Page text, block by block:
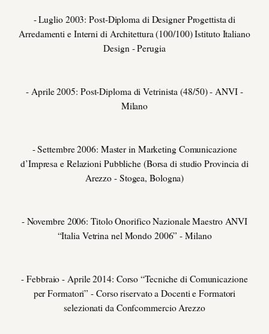
- Luglio 2003: Post-Diploma di Designer Progettista di
Arredamenti e Interni di Architettura (100/100) Istituto Italiano
Design - Perugia
- Aprile 2005: Post-Diploma di Vetrinista (48/50) - ANVI -
Milano
- Settembre 2006: Master in Marketing Comunicazione
d’Impresa e Relazioni Pubbliche (Borsa di studio Provincia di
Arezzo - Stogea, Bologna)
- Novembre 2006: Titolo Onorifico Nazionale Maestro ANVI
“Italia Vetrina nel Mondo 2006” - Milano
- Febbraio - Aprile 2014: Corso “Tecniche di Comunicazione
per Formatori” - Corso riservato a Docenti e Formatori
selezionati da Confcommercio Arezzo